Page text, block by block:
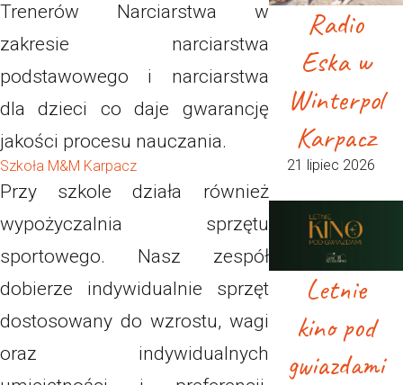
Trenerów Narciarstwa w
zakresie narciarstwa
podstawowego i narciarstwa
dla dzieci co daje gwarancję
jakości procesu nauczania.
Szkoła M&M Karpacz
Przy szkole działa również
wypożyczalnia sprzętu
sportowego. Nasz zespół
dobierze indywidualnie sprzęt
dostosowany do wzrostu, wagi
oraz indywidualnych
Radio
Eska w
Winterpol
Karpacz
21 lipiec 2026
Letnie
kino pod
gwiazdami